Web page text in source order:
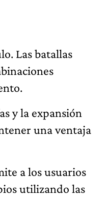
Las batallas
y la expansión
una ventaja
a los usuarios
utilizando las